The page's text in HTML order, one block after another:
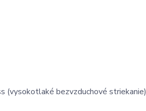
(vysokotlaké bezvzduchové striekanie)